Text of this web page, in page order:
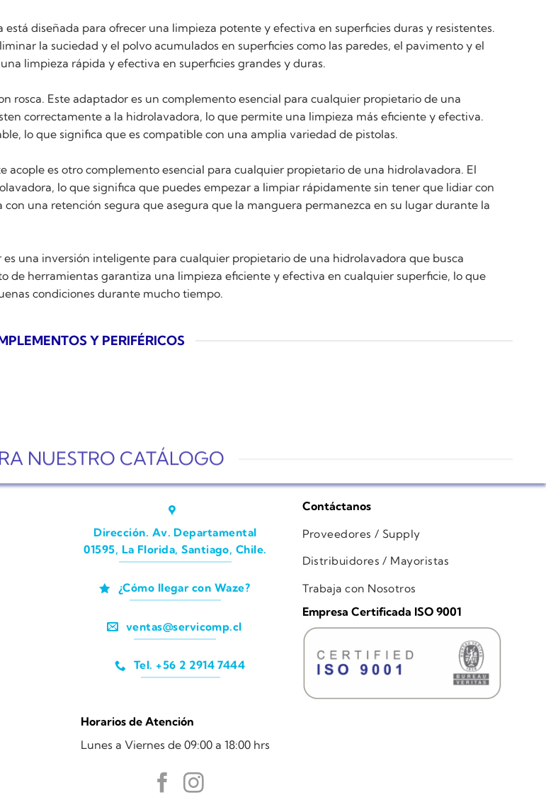
diseñada para ofrecer una limpieza potente y efectiva en superficies duras y resistentes.
la suciedad y el polvo acumulados en superficies como las paredes, el pavimento y el
limpieza rápida y efectiva en superficies grandes y duras.
rosca. Este adaptador es un complemento esencial para cualquier propietario de una
correctamente a la hidrolavadora, lo que permite una limpieza más eficiente y efectiva.
lo que significa que es compatible con una amplia variedad de pistolas.
es otro complemento esencial para cualquier propietario de una hidrolavadora. El
lo que significa que puedes empezar a limpiar rápidamente sin tener que lidiar con
una retención segura que asegura que la manguera permanezca en su lugar durante la
es una inversión inteligente para cualquier propietario de una hidrolavadora que busca
de herramientas garantiza una limpieza eficiente y efectiva en cualquier superficie, lo que
condiciones durante mucho tiempo.
Y PERIFÉRICOS
NUESTRO CATÁLOGO
Dirección. Av. Departamental
01595, La Florida, Santiago, Chile.
¿Cómo llegar con Waze?
ventas@servicomp.cl
Tel. +56 2 2914 7444
Horarios de Atención
Lunes a Viernes de 09:00 a 18:00 hrs
Contáctanos
Proveedores / Supply
Distribuidores / Mayoristas
Trabaja con Nosotros
Empresa Certificada ISO 9001